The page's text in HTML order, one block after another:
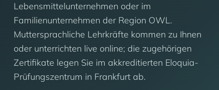
Lebensmittelunternehmen oder im
Familienunternehmen der Region OWL.
Muttersprachliche Lehrkräfte kommen zu Ihnen
oder unterrichten live online; die zugehörigen
Zertifikate legen Sie im akkreditierten Eloquia-
Prüfungszentrum in Frankfurt ab.